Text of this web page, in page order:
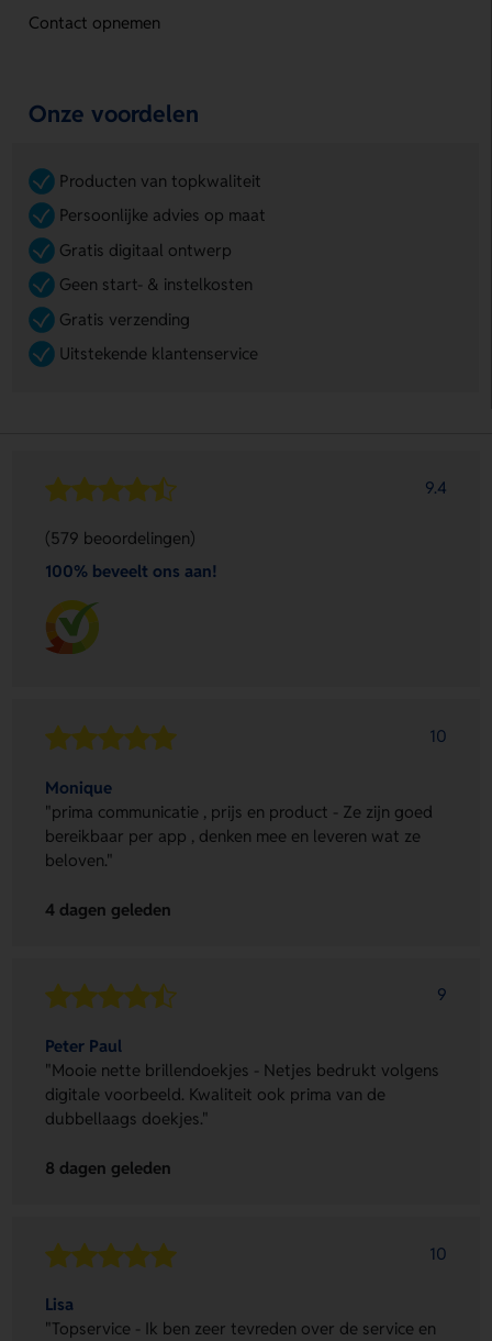
Contact opnemen
Onze voordelen
Producten van topkwaliteit
Persoonlijke advies op maat
Gratis digitaal ontwerp
Geen start- & instelkosten
Gratis verzending
Uitstekende klantenservice
9.4
(579 beoordelingen)
100% beveelt ons aan!
10
Monique
"prima communicatie , prijs en product - Ze zijn goed
bereikbaar per app , denken mee en leveren wat ze
beloven."
4 dagen geleden
9
Peter Paul
"Mooie nette brillendoekjes - Netjes bedrukt volgens
digitale voorbeeld. Kwaliteit ook prima van de
dubbellaags doekjes."
8 dagen geleden
10
Lisa
"Topservice - Ik ben zeer tevreden over de service en